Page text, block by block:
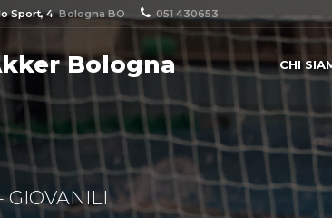
Sport, 4 Bologna BO 051 430653
Bologna CHI
GIOVANILI